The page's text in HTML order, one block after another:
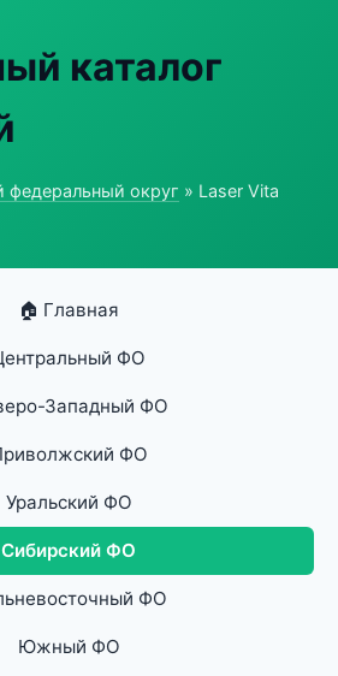
каталог
федеральный округ » Laser Vita
🏠 Главная
ФО
Западный ФО
ФО
Уральский ФО
Сибирский ФО
ФО
Южный ФО